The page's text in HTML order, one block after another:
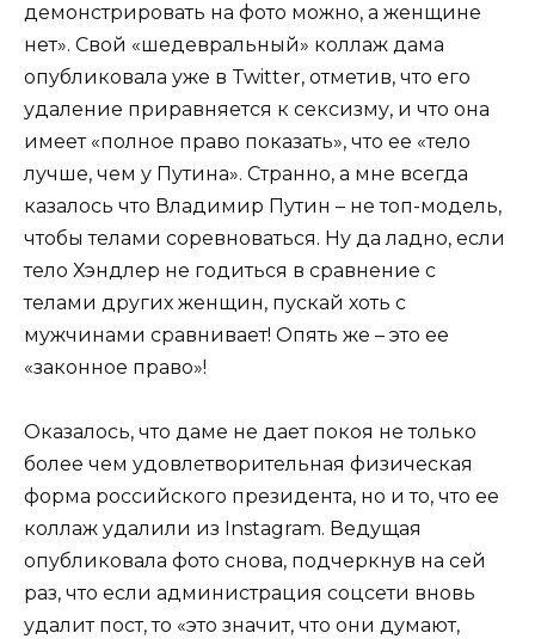
демонстрировать на фото можно, а женщине
нет». Свой «шедевральный» коллаж дама
опубликовала уже в Twitter, отметив, что его
удаление приравняется к сексизму, и что она
имеет «полное право показать», что ее «тело
лучше, чем у Путина». Странно, а мне всегда
казалось что Владимир Путин – не топ-модель,
чтобы телами соревноваться. Ну да ладно, если
тело Хэндлер не годиться в сравнение с
телами других женщин, пускай хоть с
мужчинами сравнивает! Опять же – это ее
«законное право»!
Оказалось, что даме не дает покоя не только
более чем удовлетворительная физическая
форма российского президента, но и то, что ее
коллаж удалили из Instagram. Ведущая
опубликовала фото снова, подчеркнув на сей
раз, что если администрация соцсети вновь
удалит пост, то «это значит, что они думают,